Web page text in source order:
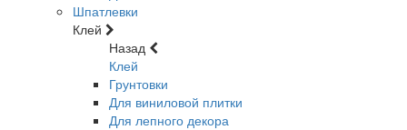
Шпатлевки
Клей
Назад
Клей
Грунтовки
Для виниловой плитки
Для лепного декора